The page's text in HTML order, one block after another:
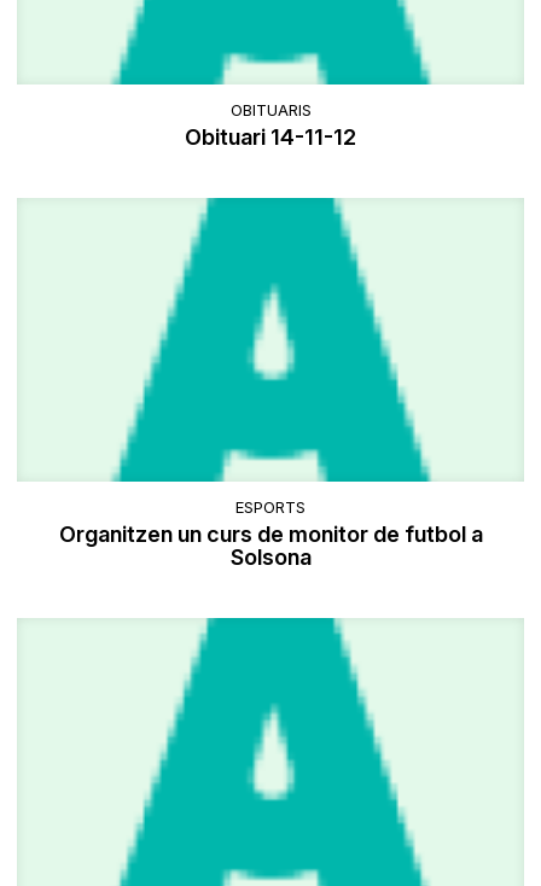
OBITUARIS
Obituari 14-11-12
ESPORTS
Organitzen un curs de monitor de futbol a
Solsona